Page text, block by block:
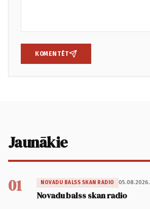
KOMENTĒT
Jaunākie
01 NOVADU BALSS SKAN RADIO 05.08.2026.
Novadu balss skan radio